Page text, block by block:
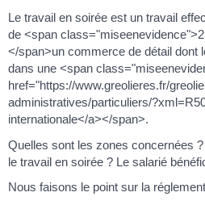
Le travail en soirée est un travail
de <span
</span>un commerce de détail dont
dans une <span
href="https://www.greolieres.fr/
administratives/particuliers/
internationale</a></span>.
Quelles sont les zones concernées
le travail en soirée ? Le salarié
Nous faisons le point sur la